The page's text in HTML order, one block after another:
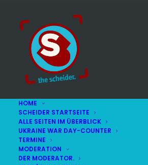
HOME
SCHEIDER STARTSEITE
ALLE SEITEN IM ÜBERBLICK
UKRAINE WAR DAY-COUNTER
TERMINE
MODERATION
DER MODERATOR.